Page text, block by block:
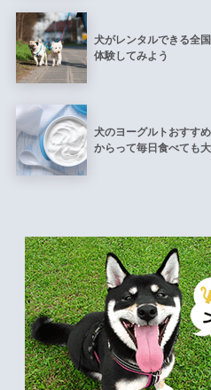
犬がレンタルできる全
体験してみよう
犬のヨーグルトおすす
からって毎日食べても